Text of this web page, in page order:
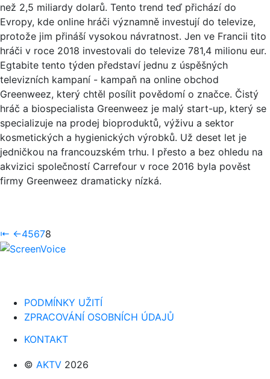
než 2,5 miliardy dolarů. Tento trend teď přichází do
Evropy, kde online hráči významně investují do televize,
protože jim přináší vysokou návratnost. Jen ve Francii tito
hráči v roce 2018 investovali do televize 781,4 milionu eur.
Egtabite tento týden představí jednu z úspěšných
televizních kampaní - kampaň na online obchod
Greenweez, který chtěl posílit povědomí o značce. Čistý
hráč a biospecialista Greenweez je malý start-up, který se
specializuje na prodej bioproduktů, výživu a sektor
kosmetických a hygienických výrobků. Už deset let je
jedničkou na francouzském trhu. I přesto a bez ohledu na
akvizici společností Carrefour v roce 2016 byla pověst
firmy Greenweez dramaticky nízká.
⇤ ←45678
PODMÍNKY UŽITÍ
ZPRACOVÁNÍ OSOBNÍCH ÚDAJŮ
KONTAKT
© AKTV 2026